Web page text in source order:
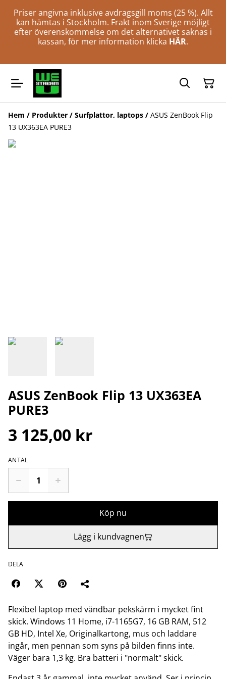
Priser angivna inklusive avdragsgill moms (25 %). Allt
kan hämtas i Stockholm. Frakt inom Sverige möjligt
efter överenskommelse om det alternativet saknas i
kassan, för mer information klicka HÄR.
Hem / Produkter / Surfplattor, laptops / ASUS ZenBook Flip
13 UX363EA PURE3
ASUS ZenBook Flip 13 UX363EA
PURE3
3 125,00 kr
ANTAL
Köp nu
Lägg i kundvagnen
DELA
Flexibel laptop med vändbar pekskärm i mycket fint
skick. Windows 11 Home, i7-1165G7, 16 GB RAM, 512
GB HD, Intel Xe, Originalkartong, mus och laddare
ingår, men pennan som syns på bilden finns inte.
Väger bara 1,3 kg. Bra batteri i "normalt" skick.